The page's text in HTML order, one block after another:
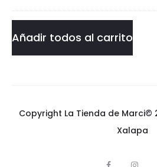
n
Añadir todos al carrito
Copyright La Tienda de Marci©
Xalapa